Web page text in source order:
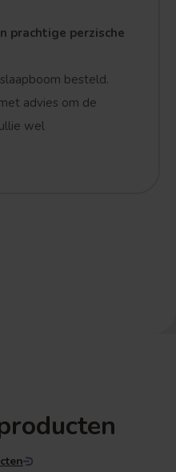
prachtige perzische
besteld.
advies om de
wel